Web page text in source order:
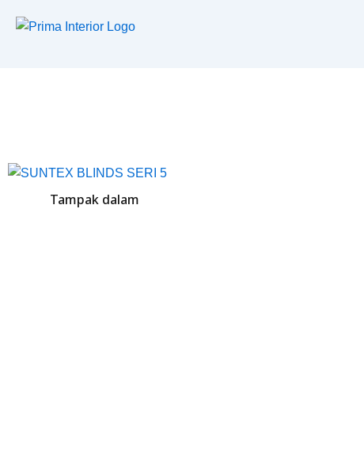
Tampak dalam